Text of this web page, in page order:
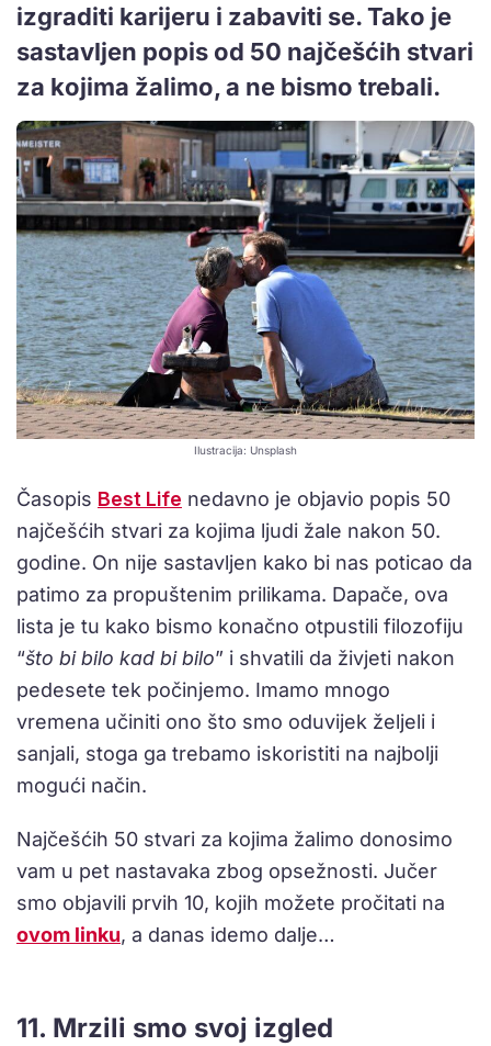
izgraditi karijeru i zabaviti se. Tako je
sastavljen popis od 50 najčešćih stvari
za kojima žalimo, a ne bismo trebali.
Ilustracija: Unsplash
Časopis Best Life nedavno je objavio popis 50
najčešćih stvari za kojima ljudi žale nakon 50.
godine. On nije sastavljen kako bi nas poticao da
patimo za propuštenim prilikama. Dapače, ova
lista je tu kako bismo konačno otpustili filozofiju
“što bi bilo kad bi bilo” i shvatili da živjeti nakon
pedesete tek počinjemo. Imamo mnogo
vremena učiniti ono što smo oduvijek željeli i
sanjali, stoga ga trebamo iskoristiti na najbolji
mogući način.
Najčešćih 50 stvari za kojima žalimo donosimo
vam u pet nastavaka zbog opsežnosti. Jučer
smo objavili prvih 10, kojih možete pročitati na
ovom linku, a danas idemo dalje…
11. Mrzili smo svoj izgled